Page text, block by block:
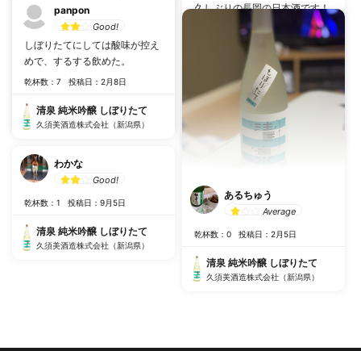
2020/01 成城石井で購入
¥1500ぐらい？ 甘さがちょっと
しんどかった。単品で飲んでも
おつまみと飲んでも。
乾杯数：4 投稿日：2月4日
清泉 純米吟醸 しぼりたて
久須美酒造株式会社（新潟県）
久しぶりの長岡の日本酒です！
だいぶすっきりしてて、鼻から
抜けてく感じが心地いいです！
ただ少しだけ舌に苦味が残りま
したね。 でも、美味しいです〜
乾杯数：18 投稿日：5月21日
清泉 純米吟醸 しぼりたて
久須美酒造株式会社（新潟県）
panpon
Good!
しぼりたてにしては酸味が控え
めで、するする飲めた。
乾杯数：7 投稿日：2月8日
清泉 純米吟醸 しぼりたて
久須美酒造株式会社（新潟県）
あるちゅう
Average
乾杯数：0 投稿日：2月5日
清泉 純米吟醸 しぼりたて
久須美酒造株式会社（新潟県）
わかな
Good!
乾杯数：1 投稿日：9月5日
清泉 純米吟醸 しぼりたて
久須美酒造株式会社（新潟県）